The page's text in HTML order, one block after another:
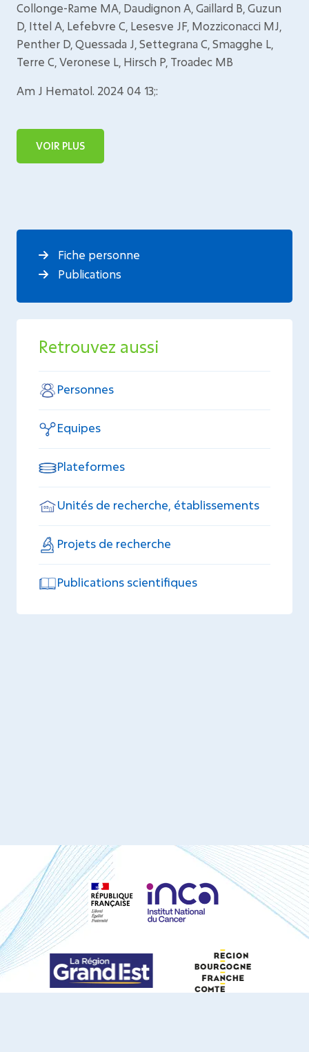
Collonge-Rame MA, Daudignon A, Gaillard B, Guzun
D, Ittel A, Lefebvre C, Lesesve JF, Mozziconacci MJ,
Penther D, Quessada J, Settegrana C, Smagghe L,
Terre C, Veronese L, Hirsch P, Troadec MB
Am J Hematol. 2024 04 13;:
VOIR PLUS
Fiche personne
Publications
Retrouvez aussi
Personnes
Equipes
Plateformes
Unités de recherche, établissements
Projets de recherche
Publications scientifiques